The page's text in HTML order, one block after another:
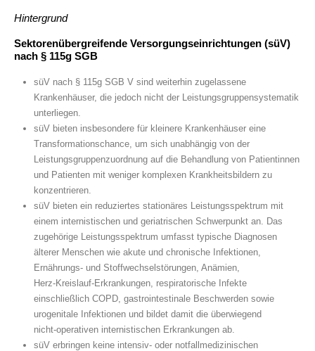
Hintergrund
Sektorenübergreifende Versorgungseinrichtungen (süV)
nach § 115g SGB
süV nach § 115g SGB V sind weiterhin zugelassene
Krankenhäuser, die jedoch nicht der Leistungsgruppensystematik
unterliegen.
süV bieten insbesondere für kleinere Krankenhäuser eine
Transformationschance, um sich unabhängig von der
Leistungsgruppenzuordnung auf die Behandlung von Patientinnen
und Patienten mit weniger komplexen Krankheitsbildern zu
konzentrieren.
süV bieten ein reduziertes stationäres Leistungsspektrum mit
einem internistischen und geriatrischen Schwerpunkt an. Das
zugehörige Leistungsspektrum umfasst typische Diagnosen
älterer Menschen wie akute und chronische Infektionen,
Ernährungs‑ und Stoffwechselstörungen, Anämien,
Herz‑Kreislauf‑Erkrankungen, respiratorische Infekte
einschließlich COPD, gastrointestinale Beschwerden sowie
urogenitale Infektionen und bildet damit die überwiegend
nicht‑operativen internistischen Erkrankungen ab.
süV erbringen keine intensiv- oder notfallmedizinischen